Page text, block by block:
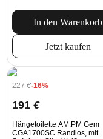
In den Warenkorb
Jetzt kaufen
227€-16%
191 €
Hängetoilette AM.PM Gem
CGA1700SC Randlos, mit